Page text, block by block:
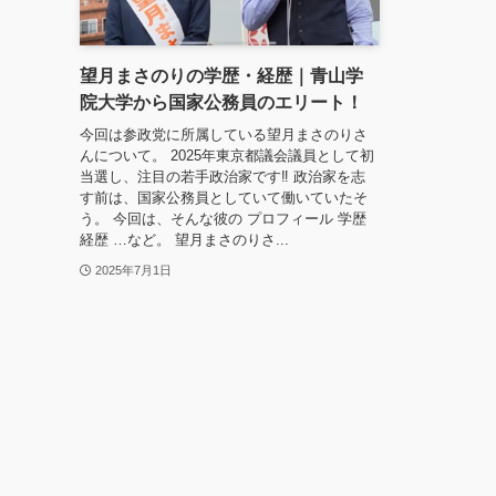
望月まさのりの学歴・経歴｜青山学
院大学から国家公務員のエリート！
今回は参政党に所属している望月まさのりさ
んについて。 2025年東京都議会議員として初
当選し、注目の若手政治家です‼ 政治家を志
す前は、国家公務員としていて働いていたそ
う。 今回は、そんな彼の プロフィール 学歴
経歴 …など。 望月まさのりさ...
2025年7月1日